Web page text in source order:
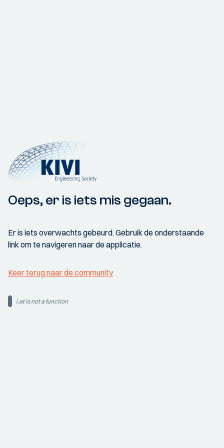
Oeps, er is iets mis gegaan.
Er is iets overwachts gebeurd. Gebruik de onderstaande
link om te navigeren naar de applicatie.
Keer terug naar de community
i.at is not a function